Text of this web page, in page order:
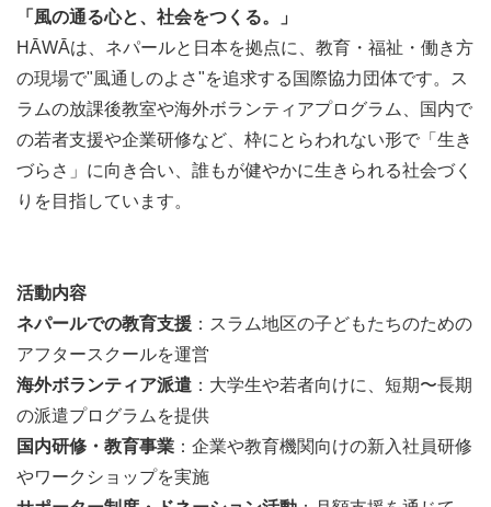
言葉が出るんだ」という気づきを、驚きを持って楽しんで
みてください。
「頭で知り、足で学ぶ」
HĀWĀは人類学的フィールド教育を基盤として、「支援す
る」「支援される」という立場から距離をとり、関わる人
全てに「自分が変わるおもしろさ」を伝えていきます。
「風の通る心と、社会をつくる。」
HĀWĀは、ネパールと日本を拠点に、教育・福祉・働き方
の現場で"風通しのよさ"を追求する国際協力団体です。ス
ラムの放課後教室や海外ボランティアプログラム、国内で
の若者支援や企業研修など、枠にとらわれない形で「生き
づらさ」に向き合い、誰もが健やかに生きられる社会づく
りを目指しています。
活動内容
ネパールでの教育支援 ：スラム地区の子どもたちのための
アフタースクールを運営
海外ボランティア派遣 ：大学生や若者向けに、短期〜長期
の派遣プログラムを提供
国内研修・教育事業 ：企業や教育機関向けの新入社員研修
やワークショップを実施